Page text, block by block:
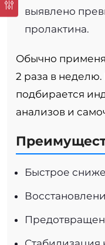
выявлено
пролактина.
Обычно
2 раза в
подбирается
анализов и
Быстрое